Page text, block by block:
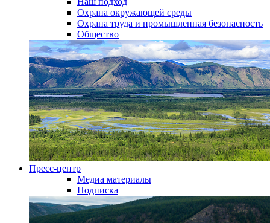
Охрана окружающей среды
Охрана труда и промышленная безопасность
Общество
Пресс-центр
Медиа материалы
Подписка